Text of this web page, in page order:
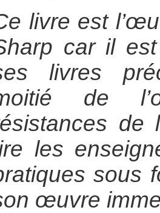
livre est
car il
livres
de
de
les
sous
œuvre